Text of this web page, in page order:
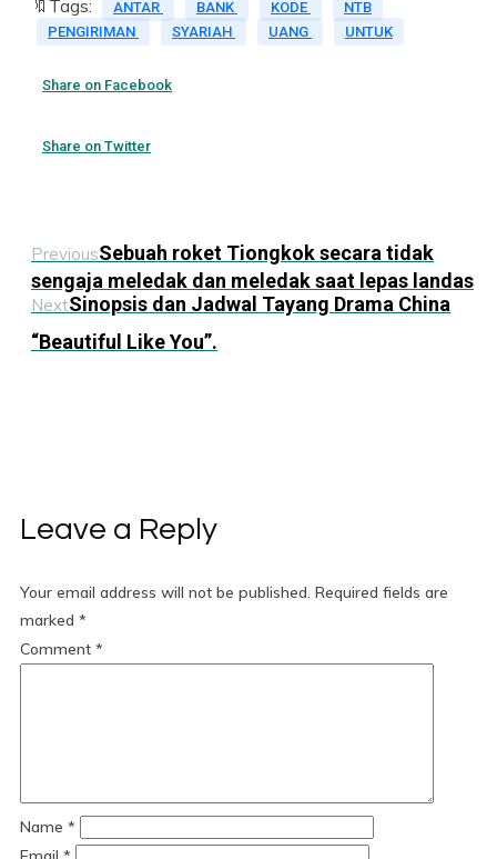
🔖Tags: ANTAR BANK KODE
NTB
PENGIRIMAN
SYARIAH UANG UNTUK
Share on Facebook
Share on Twitter
PreviousSebuah roket Tiongkok secara tidak
sengaja meledak dan meledak saat lepas landas
NextSinopsis dan Jadwal Tayang Drama China
“Beautiful Like You”.
Leave a Reply
Your email address will not be published. Required fields are
marked *
Comment *
Name *